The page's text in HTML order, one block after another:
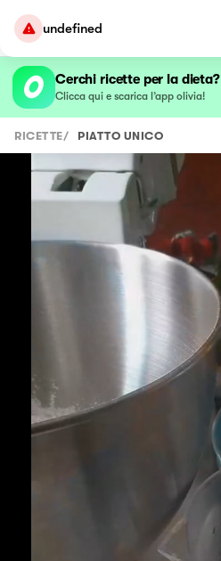
undefined
Cerchi ricette per la dieta?
Clicca qui e scarica l’app olivia!
RICETTE/ PIATTO UNICO